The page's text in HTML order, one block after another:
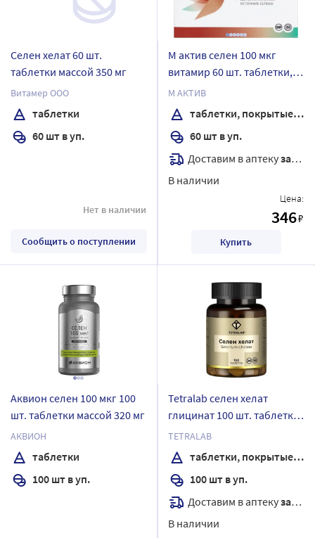
Селен хелат 60 шт.
таблетки массой 350 мг
Витамер ООО
таблетки
60 шт в уп.
Нет в наличии
Сообщить о поступлении
М актив селен 100 мкг
витамир 60 шт. таблетки,
покрытые оболочкой
массой 103 мг
М АКТИВ
таблетки, покрытые оболочкой
60 шт в уп.
Доставим в аптекузавтра
В наличии
Цена:
346₽
Купить
Аквион селен 100 мкг 100
шт. таблетки массой 320 мг
АКВИОН
таблетки
100 шт в уп.
Tetralab селен хелат
глицинат 100 шт. таблетки
массой 350 мг
TETRALAB
таблетки, покрытые оболочкой
100 шт в уп.
Доставим в аптекузавтра
В наличии